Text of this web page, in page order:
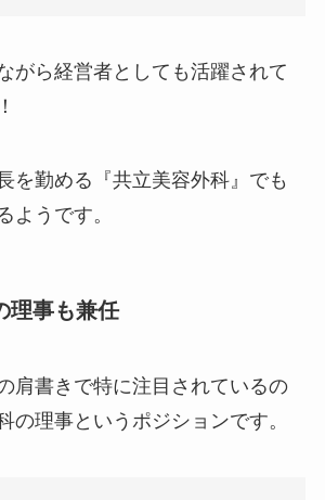
がら経営者としても活躍されて
を勤める『共立美容外科』でも
ようです。
理事も兼任
肩書きで特に注目されているの
の理事というポジションです。